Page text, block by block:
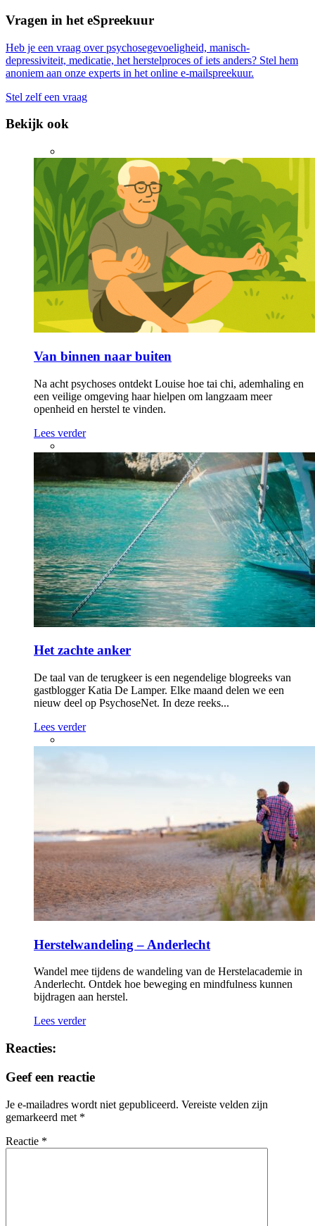
Vragen in het eSpreekuur
Heb je een vraag over psychosegevoeligheid, manisch-
depressiviteit, medicatie, het herstelproces of iets anders? Stel hem
anoniem aan onze experts in het online e-mailspreekuur.
Stel zelf een vraag
Bekijk ook
Van binnen naar buiten
Na acht psychoses ontdekt Louise hoe tai chi, ademhaling en
een veilige omgeving haar hielpen om langzaam meer
openheid en herstel te vinden.
Lees verder
Het zachte anker
De taal van de terugkeer is een negendelige blogreeks van
gastblogger Katia De Lamper. Elke maand delen we een
nieuw deel op PsychoseNet. In deze reeks...
Lees verder
Herstelwandeling – Anderlecht
Wandel mee tijdens de wandeling van de Herstelacademie in
Anderlecht. Ontdek hoe beweging en mindfulness kunnen
bijdragen aan herstel.
Lees verder
Reacties:
Geef een reactie
Je e-mailadres wordt niet gepubliceerd. Vereiste velden zijn
gemarkeerd met *
Reactie *